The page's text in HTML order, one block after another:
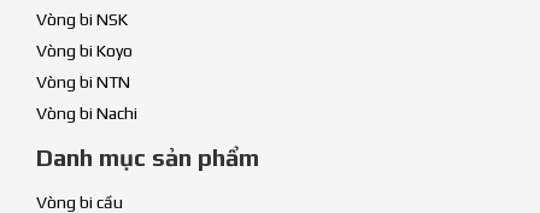
Vòng bi NSK
Vòng bi Koyo
Vòng bi NTN
Vòng bi Nachi
Danh mục sản phẩm
Vòng bi cầu